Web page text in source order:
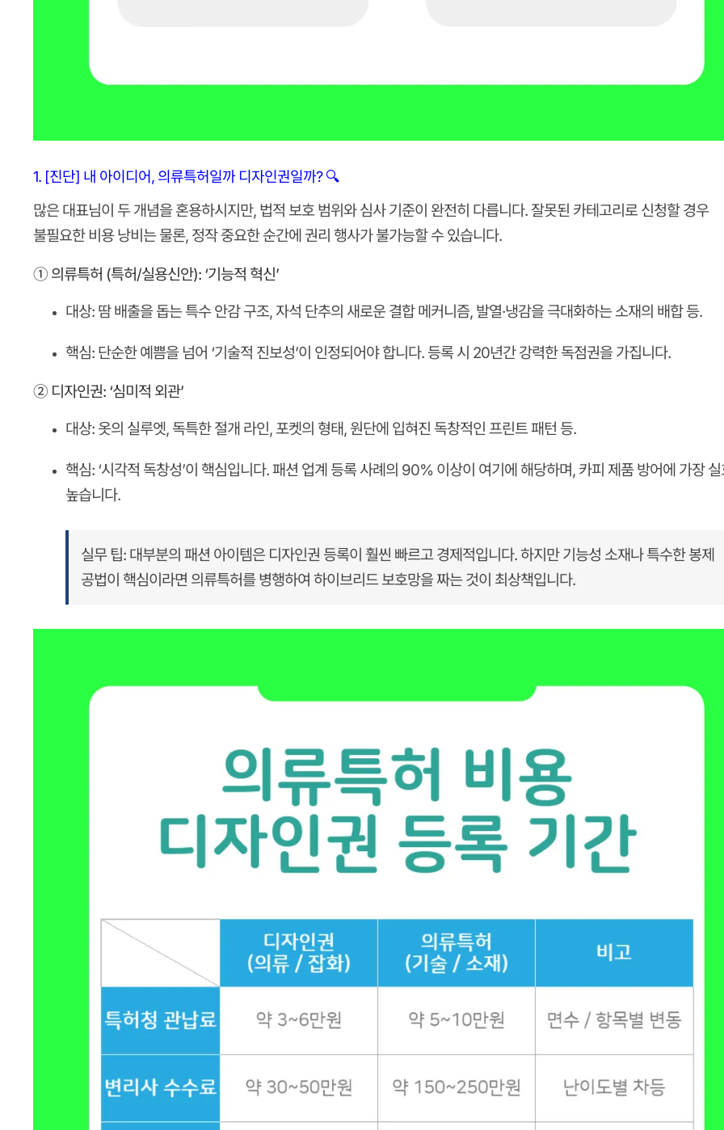
1. [진단] 내 아이디어, 의류특허일까 디자인권일까? 🔍
많은 대표님이 두 개념을 혼용하시지만, 법적 보호 범위와 심사 기준이 완전히 다릅니다. 잘못된 카테고리로 신청할 경우
불필요한 비용 낭비는 물론, 정작 중요한 순간에 권리 행사가 불가능할 수 있습니다.
① 의류특허 (특허/실용신안): ‘기능적 혁신’
대상:땀 배출을 돕는 특수 안감 구조, 자석 단추의 새로운 결합 메커니즘, 발열·냉감을 극대화하는 소재의 배합 등.
핵심:단순한 예쁨을 넘어 ‘기술적 진보성’이 인정되어야 합니다. 등록 시 20년간강력한 독점권을 가집니다.
② 디자인권: ‘심미적 외관’
대상:옷의 실루엣, 독특한 절개 라인, 포켓의 형태, 원단에 입혀진 독창적인 프린트 패턴 등.
핵심:‘시각적 독창성’이 핵심입니다. 패션 업계 등록 사례의 90% 이상이 여기에 해당하며, 카피 제품 방어에 가장
높습니다.
실무 팁:대부분의 패션 아이템은 디자인권 등록이 훨씬 빠르고 경제적입니다. 하지만 기능성 소재나 특수한 봉제
공법이 핵심이라면 의류특허를 병행하여 하이브리드 보호망을 짜는 것이 최상책입니다.